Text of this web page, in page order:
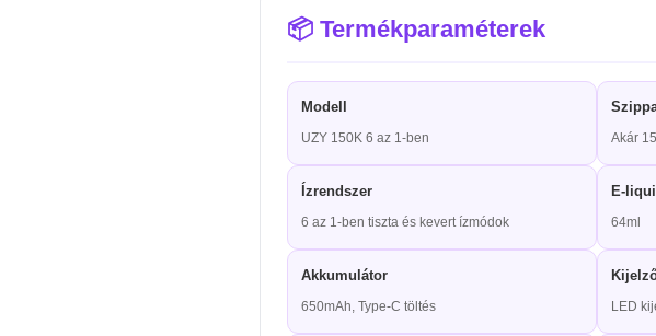
📦 Termékparaméterek
Modell
UZY 150K 6 az 1-ben Akár
Ízrendszer
6 az 1-ben tiszta és kevert ízmódok
E-
64ml
Akkumulátor
650mAh, Type-C töltés LED
Oszd meg a közösségi szoftveren, hogy kedvezményes kódot kapj!